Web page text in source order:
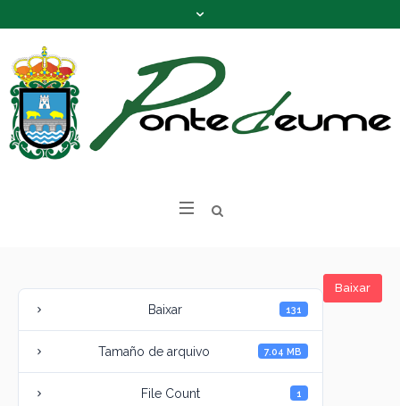
Baixar
Baixar 131
Tamaño de arquivo 7.04 MB
File Count 1